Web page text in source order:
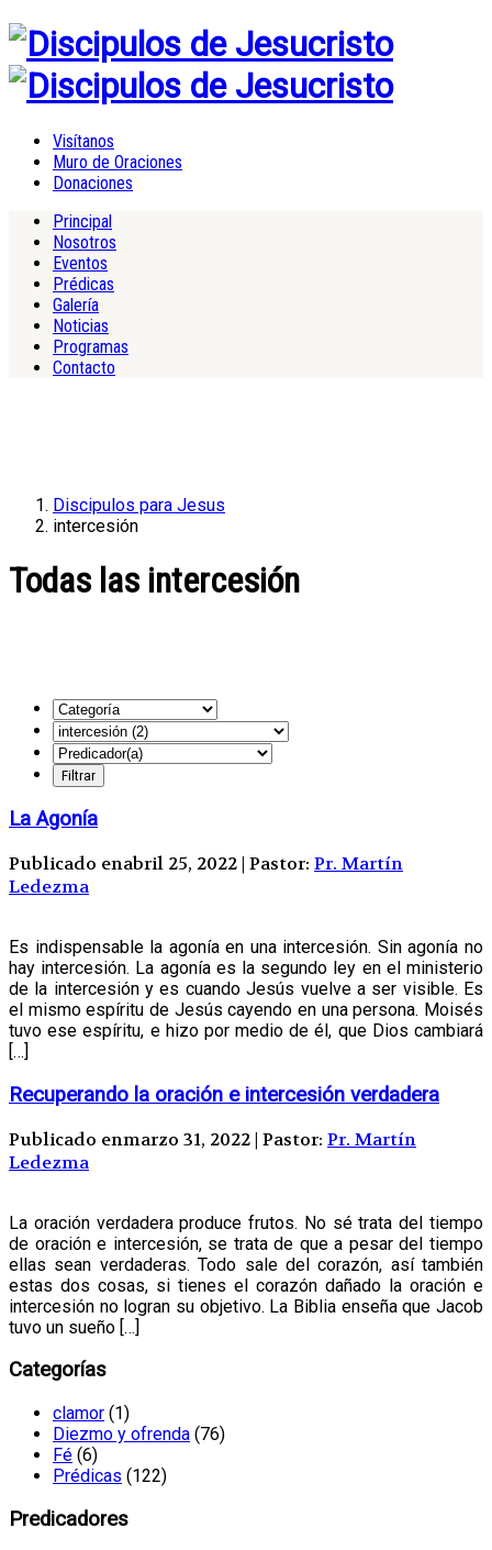
Visítanos
Muro de Oraciones
Donaciones
Principal
Nosotros
Eventos
Prédicas
Galería
Noticias
Programas
Contacto
Discipulos para Jesus
intercesión
Todas las intercesión
La Agonía
Publicado enabril 25, 2022 | Pastor: Pr. Martín
Ledezma
Es indispensable la agonía en una intercesión. Sin agonía no
hay intercesión. La agonía es la segundo ley en el ministerio
de la intercesión y es cuando Jesús vuelve a ser visible. Es
el mismo espíritu de Jesús cayendo en una persona. Moisés
tuvo ese espíritu, e hizo por medio de él, que Dios cambiará
[…]
Recuperando la oración e intercesión verdadera
Publicado enmarzo 31, 2022 | Pastor: Pr. Martín
Ledezma
La oración verdadera produce frutos. No sé trata del tiempo
de oración e intercesión, se trata de que a pesar del tiempo
ellas sean verdaderas. Todo sale del corazón, así también
estas dos cosas, si tienes el corazón dañado la oración e
intercesión no logran su objetivo. La Biblia enseña que Jacob
tuvo un sueño […]
Categorías
clamor (1)
Diezmo y ofrenda (76)
Fé (6)
Prédicas (122)
Predicadores